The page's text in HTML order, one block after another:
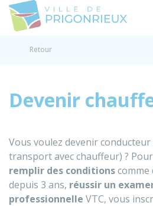
Retour
Devenir
Vous voulez devenir conducteur
transport avec chauffeur) ?
remplir des conditionscomme
depuis 3 ans, réussir un
professionnelle VTC, vous